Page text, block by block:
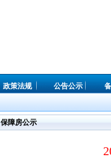
政策法规 公告公示
保障房公示